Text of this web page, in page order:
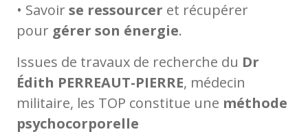
• Savoir se ressourcer et récupérer
pour gérer son énergie.
Issues de travaux de recherche du Dr
Édith PERREAUT-PIERRE, médecin
militaire, les TOP constitue une méthode
psychocorporelle